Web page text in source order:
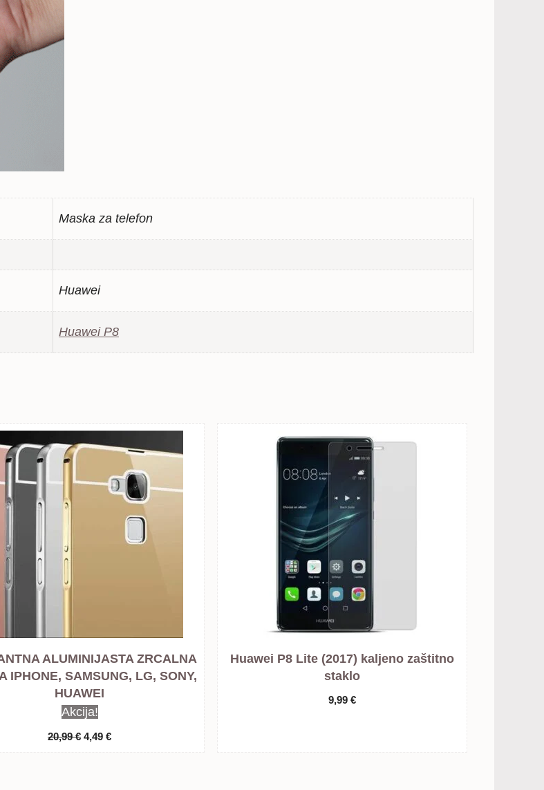
Maska za telefon
Huawei
Huawei P8
ALUMINIJASTA ZRCALNA
IPHONE, SAMSUNG, LG, SONY,
HUAWEI
Akcija!
20,99€ Izvorna
4,49 €Trenutna
Huawei P8 Lite (2017) kaljeno zaštitno
staklo
9,99 €